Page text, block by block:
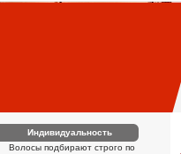
Индивидуальность
Волосы подбирают строго по